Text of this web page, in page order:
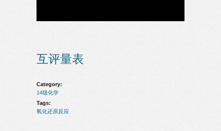
互评量表
Category:
14级化学
Tags:
氧化还原反应